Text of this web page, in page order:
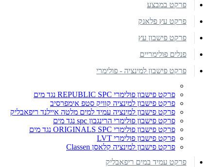
פרקט במבצע
פרקט עץ פלאנק
פרקט פישבון עץ
פנלים פולימריים
פרקט פישבון למינציה - פולימרי
פרקט פישבון פולימרי REPUBLIC SPC נגד מים
פרקט פישבון למינציה קוויק סטפ אימפרסיב
פרקט פישבון למינציה עמיד למים מלטה איילנד ריפאבליק
פרקט פישבון פולימרי הרינגבון spc נגד מים
פרקט פישבון פולימרי ORIGINALS SPC נגד מים
פרקט פישבון פולימרי LVT
פרקט פישבון למינציה קלאסן Classen
פרקט עמיד במים ריפאבליק